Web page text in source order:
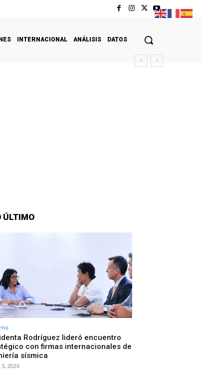
INTERNACIONAL ANÁLISIS DATOS
ÚLTIMO
Rodríguez lideró encuentro
con firmas internacionales de
sísmica
2026